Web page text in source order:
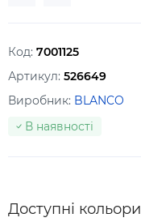
Код: 7001125
Артикул: 526649
Виробник: BLANCO
В наявності
Доступні кольори